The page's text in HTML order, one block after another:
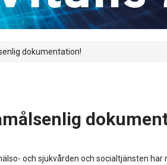
dokumentation!
och sjukvården och socialtjänsten